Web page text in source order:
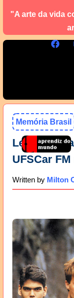
"A arte da vida
Memória Brasil
Legião
UFSCar
Written by Milton